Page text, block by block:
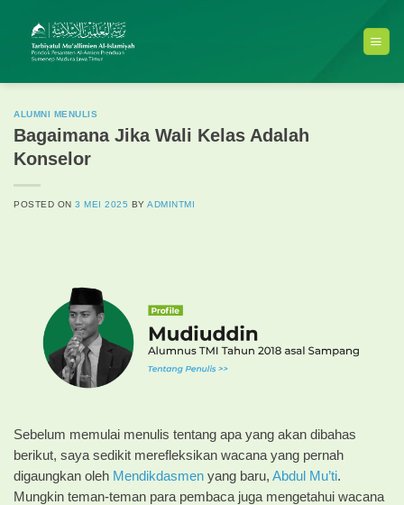
content
ALUMNI MENULIS
Bagaimana Jika Wali Kelas Adalah
Konselor
POSTED ON3 MEI 2025 BYADMINTMI
Sebelum memulai menulis tentang apa yang akan dibahas
berikut, saya sedikit merefleksikan wacana yang pernah
digaungkan oleh Mendikdasmen yang baru, Abdul Mu’ti.
Mungkin teman-teman para pembaca juga mengetahui wacana